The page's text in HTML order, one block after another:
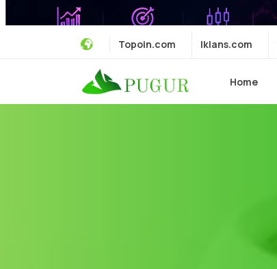
Topoin.com Iklans.com
Home